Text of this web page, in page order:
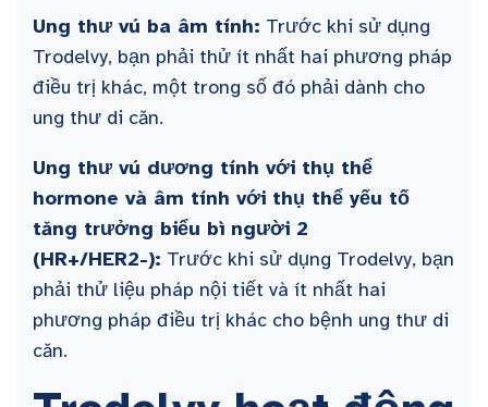
Ung thư vú ba âm tính: Trước khi sử dụng
Trodelvy, bạn phải thử ít nhất hai phương pháp
điều trị khác, một trong số đó phải dành cho
ung thư di căn.
Ung thư vú dương tính với thụ thể
hormone và âm tính với thụ thể yếu tố
tăng trưởng biểu bì người 2
(HR+/HER2-): Trước khi sử dụng Trodelvy, bạn
phải thử liệu pháp nội tiết và ít nhất hai
phương pháp điều trị khác cho bệnh ung thư di
căn.